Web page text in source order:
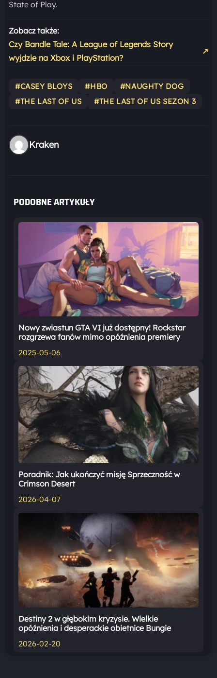
State of Play.
Zobacz także:
Czy Bandle Tale: A League of Legends Story
wyjdzie na Xbox i PlayStation?
↗
#CASEY BLOYS #HBO
#NAUGHTY DOG
#THE LAST OF US
#THE LAST OF US SEZON 3
Kraken
PODOBNE ARTYKUŁY
Nowy zwiastun GTA VI już dostępny! Rockstar
rozgrzewa fanów mimo opóźnienia premiery
2025-05-06
Poradnik: Jak ukończyć misję Sprzeczność w
Crimson Desert
2026-04-07
Destiny 2 w głębokim kryzysie. Wielkie
opóźnienia i desperackie obietnice Bungie
2026-02-20